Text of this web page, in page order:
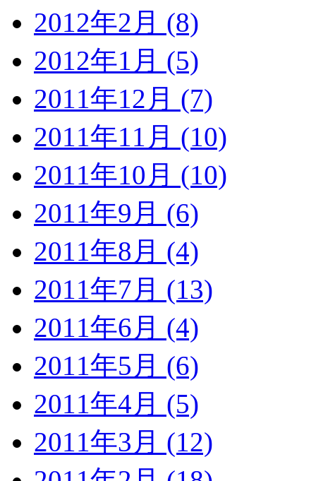
2012年2月 (8)
2012年1月 (5)
2011年12月 (7)
2011年11月 (10)
2011年10月 (10)
2011年9月 (6)
2011年8月 (4)
2011年7月 (13)
2011年6月 (4)
2011年5月 (6)
2011年4月 (5)
2011年3月 (12)